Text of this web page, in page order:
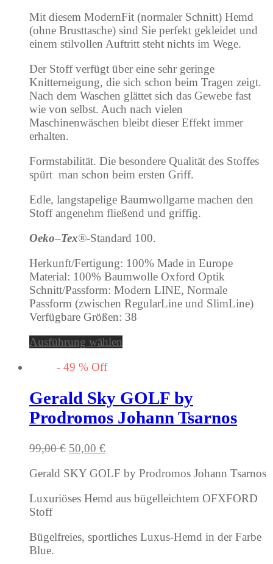
Mit diesem ModernFit (normaler Schnitt) Hemd
(ohne Brusttasche) sind Sie perfekt gekleidet und
einem stilvollen Auftritt steht nichts im Wege.
Der Stoff verfügt über eine sehr geringe
Knitterneigung, die sich schon beim Tragen zeigt.
Nach dem Waschen glättet sich das Gewebe fast
wie von selbst. Auch nach vielen
Maschinenwäschen bleibt dieser Effekt immer
erhalten.
Formstabilität. Die besondere Qualität des Stoffes
spürt man schon beim ersten Griff.
Edle, langstapelige Baumwollgarne machen den
Stoff angenehm fließend und griffig.
Oeko–Tex®-Standard 100.
Herkunft/Fertigung: 100% Made in Europe
Material: 100% Baumwolle Oxford Optik
Schnitt/Passform: Modern LINE, Normale
Passform (zwischen RegularLine und SlimLine)
Verfügbare Größen: 38
Ausführung wählen
- 49 % Off
Gerald Sky GOLF by
Prodromos Johann Tsarnos
99,00€ Ursprünglicher
war:
50,00 €Aktueller
ist:
Gerald SKY GOLF by Prodromos Johann Tsarnos
Luxuriöses Hemd aus bügelleichtem OFXFORD
Stoff
Bügelfreies, sportliches Luxus-Hemd in der Farbe
Blue.